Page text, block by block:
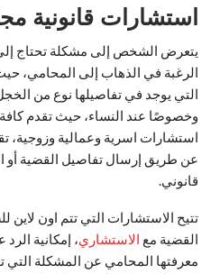
استشارات قانونية
يتعرض الشخص إلى مشكلة تحتاج
الرغبة في الذهاب إلى المحامي،
التي يوجد في تفاصيلها نوع من
وخصوصًا عند النساء، حيث تقدم
استشارات اسرية وعمالية وزوجية،
عن طريق إرسال تفاصيل القضية أو
قانوني.
تتيح الاستشارات التي تتم اون
القضية مع الاستشاري، إمكانية
معرفتها المحامي عن المشكلة التي